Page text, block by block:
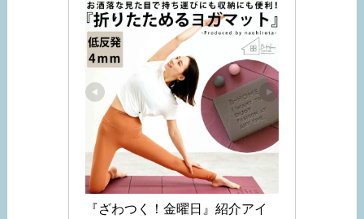
『ざわつく！金曜日』紹介アイ